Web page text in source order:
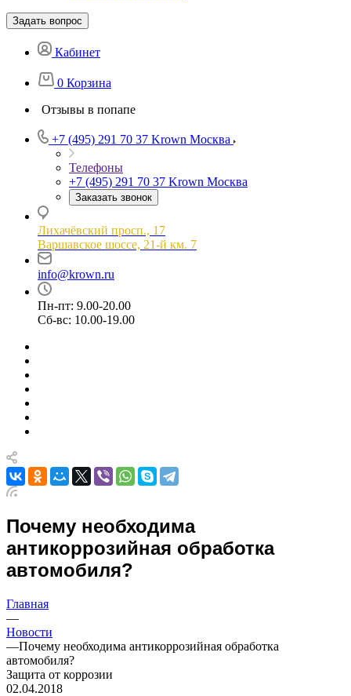
Задать вопрос
Кабинет
0 Корзина
Отзывы в попапе
+7 (495) 291 70 37 Krown Москва
Телефоны
+7 (495) 291 70 37 Krown Москва
Заказать звонок
Лихачёвский просп., 17
Варшавское шоссе, 21-й км. 7
info@krown.ru
Пн-пт: 9.00-20.00
Сб-вс: 10.00-19.00
Почему необходима
антикоррозийная обработка
автомобиля?
Главная
—
Новости
—Почему необходима антикоррозийная обработка
автомобиля?
Защита от коррозии
02.04.2018